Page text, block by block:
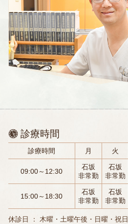
診療時間
診療時間 月 火
09:00～12:30
石坂
非常勤
石坂
非常勤
15:00～18:30
石坂
非常勤
石坂
非常勤
休診日 ： 木曜・土曜午後・日曜・祝日